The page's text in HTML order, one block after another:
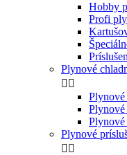
Hobby
Profi
Plynové
 
Plynové
Plynové
 